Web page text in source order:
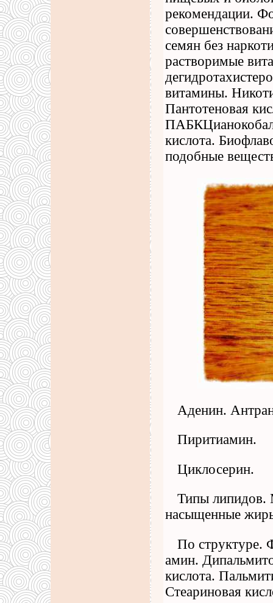
рекомендации.
семян без
растворимые
витамины.
Пантотеновая
кислота.
подобные
Аденин.
Пиритиамин.
Циклосерин.
Типы
насыщенные
По структуре.
амин.
кислота.
Стеариновая